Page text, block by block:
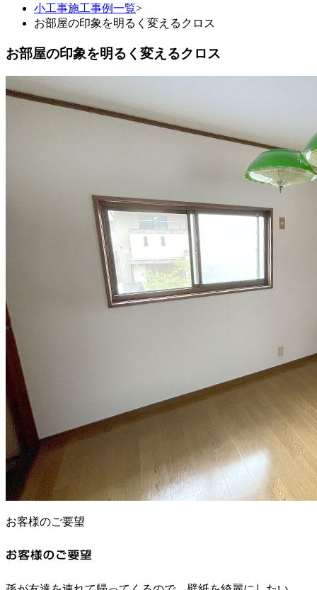
小工事施工事例一覧>
お部屋の印象を明るく変えるクロス
お部屋の印象を明るく変えるクロス
お客様のご要望